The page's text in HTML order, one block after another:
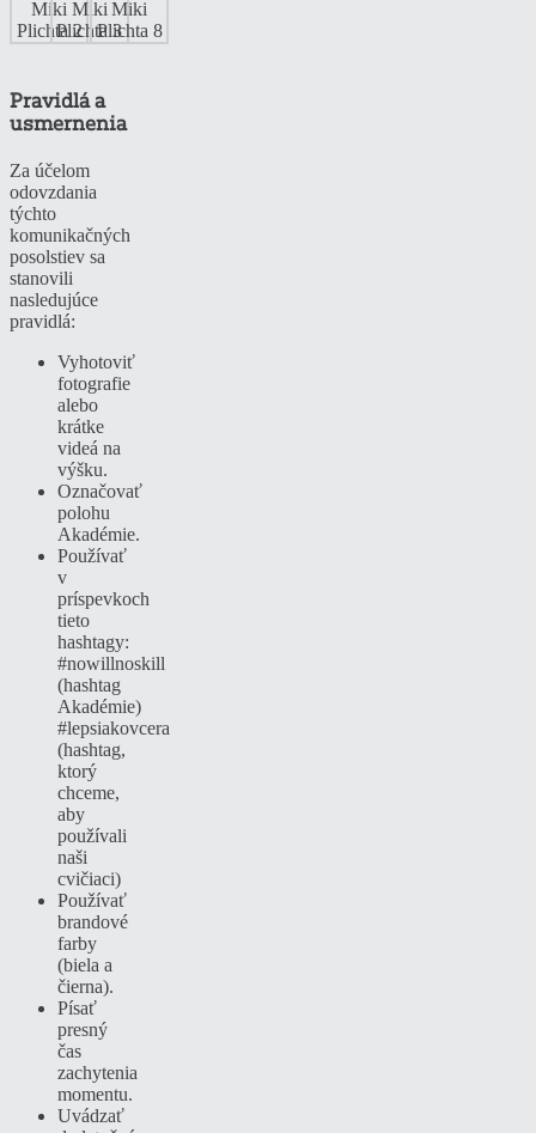
Pravidlá a
usmernenia
Za účelom
odovzdania
týchto
komunikačných
posolstiev sa
stanovili
nasledujúce
pravidlá:
Vyhotoviť
fotografie
alebo
krátke
videá na
výšku.
Označovať
polohu
Akadémie.
Používať
v
príspevkoch
tieto
hashtagy:
#nowillnoskill
(hashtag
Akadémie)
#lepsiakovcera
(hashtag,
ktorý
chceme,
aby
používali
naši
cvičiaci)
Používať
brandové
farby
(biela a
čierna).
Písať
presný
čas
zachytenia
momentu.
Uvádzať